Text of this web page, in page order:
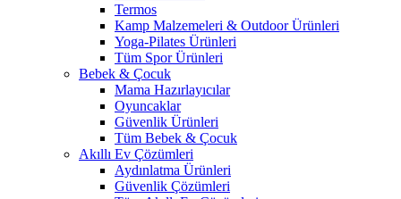
Termos
Kamp Malzemeleri & Outdoor Ürünleri
Yoga-Pilates Ürünleri
Tüm Spor Ürünleri
Bebek & Çocuk
Mama Hazırlayıcılar
Oyuncaklar
Güvenlik Ürünleri
Tüm Bebek & Çocuk
Akıllı Ev Çözümleri
Aydınlatma Ürünleri
Güvenlik Çözümleri